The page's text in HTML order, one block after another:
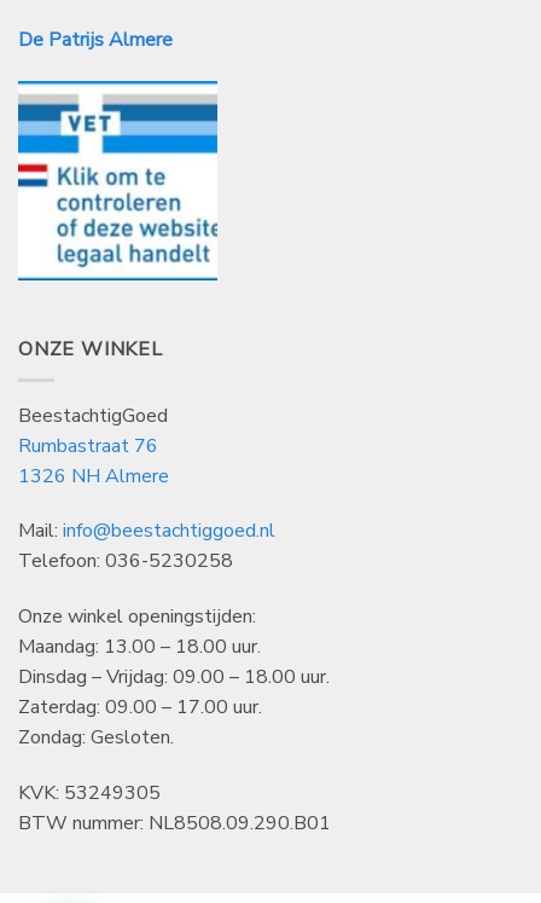
De Patrijs Almere
ONZE WINKEL
BeestachtigGoed
Rumbastraat 76
1326 NH Almere
Mail: info@beestachtiggoed.nl
Telefoon: 036-5230258
Onze winkel openingstijden:
Maandag: 13.00 – 18.00 uur.
Dinsdag – Vrijdag: 09.00 – 18.00 uur.
Zaterdag: 09.00 – 17.00 uur.
Zondag: Gesloten.
KVK: 53249305
BTW nummer: NL8508.09.290.B01